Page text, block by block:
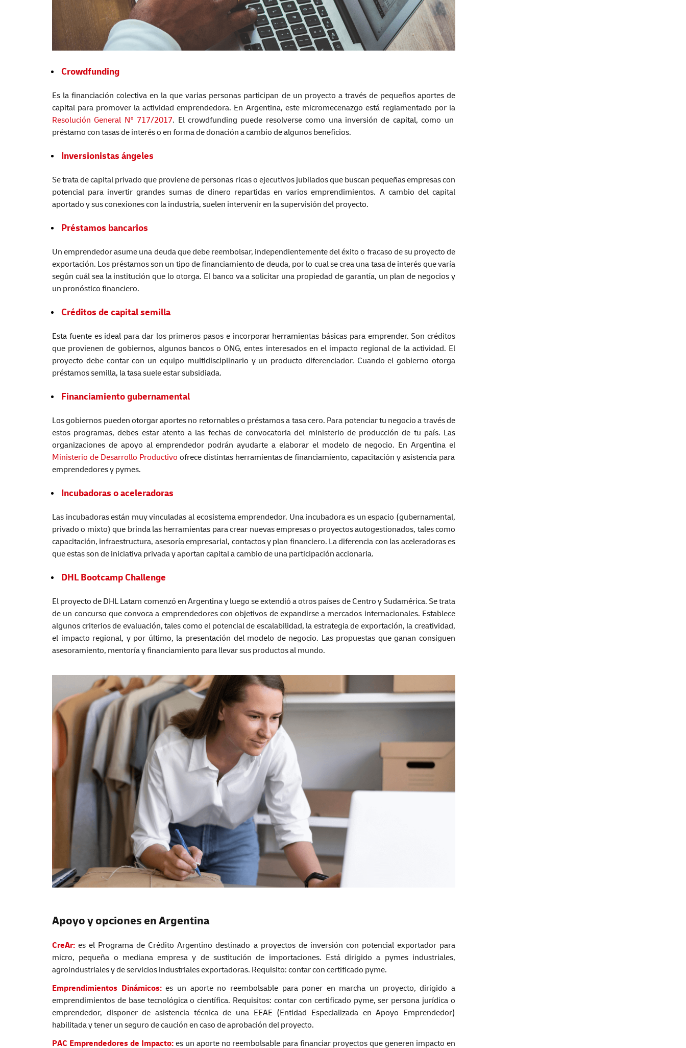
Crowdfunding
Es la financiación colectiva en la que varias personas participan de un proyecto a través de pequeños aportes de
capital para promover la actividad emprendedora. En Argentina, este micromecenazgo está reglamentado por la
Resolución General N° 717/2017. El crowdfunding puede resolverse como una inversión de capital, como un
préstamo con tasas de interés o en forma de donación a cambio de algunos beneficios.
Inversionistas ángeles
Se trata de capital privado que proviene de personas ricas o ejecutivos jubilados que buscan pequeñas empresas con
potencial para invertir grandes sumas de dinero repartidas en varios emprendimientos. A cambio del capital
aportado y sus conexiones con la industria, suelen intervenir en la supervisión del proyecto.
Préstamos bancarios
Un emprendedor asume una deuda que debe reembolsar, independientemente del éxito o fracaso de su proyecto de
exportación. Los préstamos son un tipo de financiamiento de deuda, por lo cual se crea una tasa de interés que varía
según cuál sea la institución que lo otorga. El banco va a solicitar una propiedad de garantía, un plan de negocios y
un pronóstico financiero.
Créditos de capital semilla
Esta fuente es ideal para dar los primeros pasos e incorporar herramientas básicas para emprender. Son créditos
que provienen de gobiernos, algunos bancos o ONG, entes interesados en el impacto regional de la actividad. El
proyecto debe contar con un equipo multidisciplinario y un producto diferenciador. Cuando el gobierno otorga
préstamos semilla, la tasa suele estar subsidiada.
Financiamientogubernamental
Los gobiernos pueden otorgar aportes no retornables o préstamos a tasa cero. Para potenciar tu negocio a través de
estos programas, debes estar atento a las fechas de convocatoria del ministerio de producción de tu país. Las
organizaciones de apoyo al emprendedor podrán ayudarte a elaborar el modelo de negocio. En Argentina el
Ministerio de Desarrollo Productivo ofrece distintas herramientas de financiamiento, capacitación y asistencia para
emprendedores y pymes.
Incubadoras o aceleradoras
Las incubadoras están muy vinculadas al ecosistema emprendedor. Una incubadora es un espacio (gubernamental,
privado o mixto) que brinda las herramientas para crear nuevas empresas o proyectos autogestionados, tales como
capacitación, infraestructura, asesoría empresarial, contactos y plan financiero. La diferencia con las aceleradoras es
que estas son de iniciativa privada y aportan capital a cambio de una participación accionaria.
DHL Bootcamp Challenge
El proyecto de DHL Latam comenzó en Argentina y luego se extendió a otros países de Centro y Sudamérica. Se trata
de un concurso que convoca a emprendedores con objetivos de expandirse a mercados internacionales. Establece
algunos criterios de evaluación, tales como el potencial de escalabilidad, la estrategia de exportación, la creatividad,
el impacto regional, y por último, la presentación del modelo de negocio. Las propuestas que ganan consiguen
asesoramiento, mentoría y financiamiento para llevar sus productos al mundo.
Apoyo y opciones en Argentina
CreAr: es el Programa de Crédito Argentino destinado a proyectos de inversión con potencial exportador para
micro, pequeña o mediana empresa y de sustitución de importaciones. Está dirigido a pymes industriales,
agroindustriales y de servicios industriales exportadoras. Requisito: contar con certificado pyme.
Emprendimientos Dinámicos:es un aporte no reembolsable para poner en marcha un proyecto, dirigido a
emprendimientos de base tecnológica o científica. Requisitos: contar con certificado pyme, ser persona jurídica o
emprendedor, disponer de asistencia técnica de una EEAE (Entidad Especializada en Apoyo Emprendedor)
habilitada y tener un seguro de caución en caso de aprobación del proyecto.
PAC Emprendedoresde Impacto:es un aporte no reembolsable para financiar proyectos que generen impacto en